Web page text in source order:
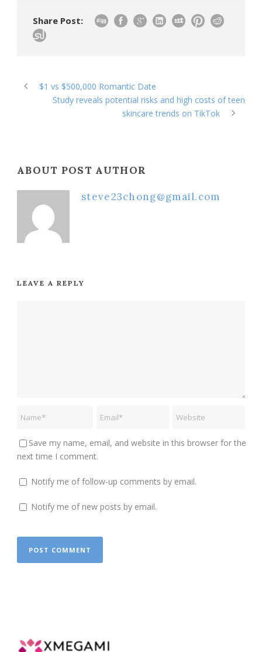
Share Post:
$1 vs $500,000 Romantic Date
Study reveals potential risks and high costs of teen
skincare trends on TikTok
ABOUT POST AUTHOR
steve23chong@gmail.com
LEAVE A REPLY
Save my name, email, and website in this browser for the
next time I comment.
Notify me of follow-up comments by email.
Notify me of new posts by email.